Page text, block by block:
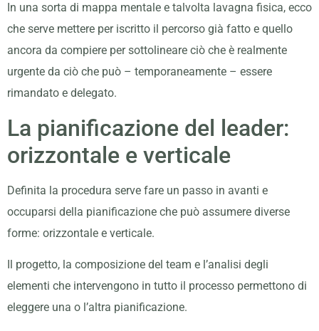
In una sorta di mappa mentale e talvolta lavagna fisica, ecco
che serve mettere per iscritto il percorso già fatto e quello
ancora da compiere per sottolineare ciò che è realmente
urgente da ciò che può – temporaneamente – essere
rimandato e delegato.
La pianificazione del leader:
orizzontale e verticale
Definita la procedura serve fare un passo in avanti e
occuparsi della pianificazione che può assumere diverse
forme: orizzontale e verticale.
Il progetto, la composizione del team e l’analisi degli
elementi che intervengono in tutto il processo permettono di
eleggere una o l’altra pianificazione.